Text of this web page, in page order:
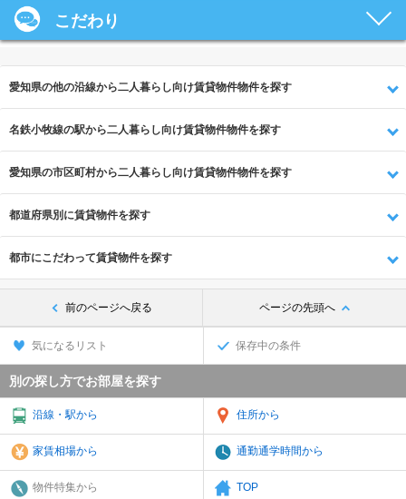
こだわり
愛知県の他の沿線から二人暮らし向け賃貸物件物件を探す
名鉄小牧線の駅から二人暮らし向け賃貸物件物件を探す
愛知県の市区町村から二人暮らし向け賃貸物件物件を探す
都道府県別に賃貸物件を探す
都市にこだわって賃貸物件を探す
前のページへ戻る ページの先頭へ
気になるリスト 保存中の条件
別の探し方でお部屋を探す
沿線・駅から 住所から
家賃相場から 通勤通学時間から
物件特集から TOP